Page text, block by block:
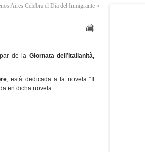
Aires Celebra el Día del Inmigrante »
de la Giornata dell’Italianità,
, está dedicada a la novela “Il
en dicha novela.